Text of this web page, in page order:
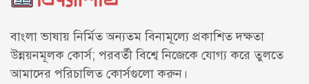
বাংলা ভাষায় নির্মিত অন্যতম বিনামূল্যে প্রকাশিত দক্ষতা
উন্নয়নমূলক কোর্স; পরবর্তী বিশ্বে নিজেকে যোগ্য করে তুলতে
আমাদের পরিচালিত কোর্সগুলো করুন।